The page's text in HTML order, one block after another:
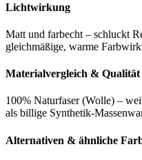
Lichtwirkung
Matt und farbecht – schluckt
gleichmäßige, warme
Materialvergleich & Qualität
100% Naturfaser (Wolle) –
als billige Synthetik-
Alternativen & ähnliche